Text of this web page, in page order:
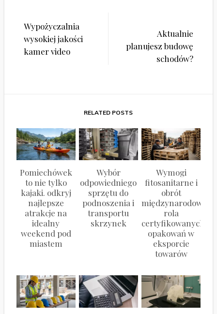
Nawigacja
wpisu
Wypożyczalnia
wysokiej jakości
kamer video
Aktualnie
planujesz budowę
schodów?
RELATED POSTS
Pomiechówek
to nie tylko
kajaki. odkryj
najlepsze
atrakcje na
idealny
weekend pod
miastem
Wybór
odpowiedniego
sprzętu do
podnoszenia i
transportu
skrzynek
Wymogi
fitosanitarne i
obrót
międzynarodowy:
rola
certyfikowanych
opakowań w
eksporcie
towarów